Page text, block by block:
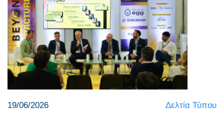
19/06/2026 Δελτία Τύπου